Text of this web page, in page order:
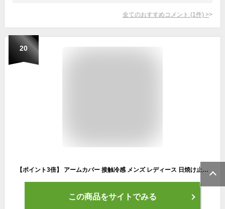
全てのおすすめコメント (1 件) >
20
【ポイント3倍】 アームカバー 接触冷感 メンズ レディース 日焼け止め 紫外線対策 アウトドア 7色 UVカット吸汗速乾 可愛い uv 紫外線 日焼け対策 フィット感 伸縮性 通気性 ひんやり 腕カバー
この商品をサイトでみる